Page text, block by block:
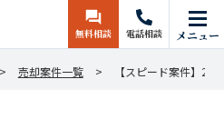
無料相談 電話相談 メニュー
売却案件一覧 【スピード案件】23